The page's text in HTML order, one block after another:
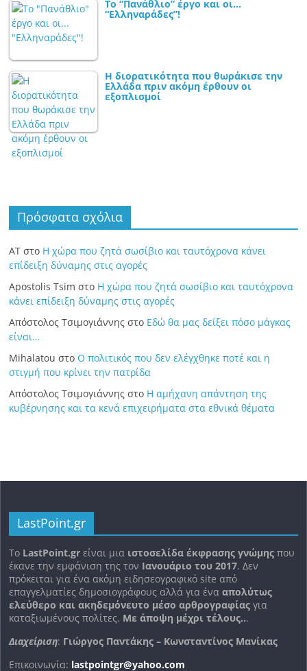
Το “Πανάθλιο” έργο και οι…
“Ελληναράδες”!
Η διορατικότητα που θωράκισε την
Ελλάδα πριν ακόμη έρθουν οι
εξοπλισμοί
Πρόσφατα σχόλια
ΑΤ στο Η χώρα που ζητά σωσίβιο και ταυτόχρονα κάνει
επίδειξη δύναμης στις αγορές
Apostolis Tsim στο Η χώρα που ζητά σωσίβιο και ταυτόχρονα
κάνει επίδειξη δύναμης στις αγορές
Απόστολος Τσιμογιάννης στο Εδώ θα μας δείξει πόσο μάγκας
είναι…
Mihalatou στο Ο πολιτικός που δεν ελέγχθηκε ποτέ και η
στιγμή που κρίνει την πατρίδα
Απόστολος Τσιμογιάννης στο Η αμήχανη απάντηση της
κυβέρνησης και τα κενά επιχειρήματα στα εθνικά θέματα
LastPoint.gr
To LastPoint.gr είναι μια ιστοσελίδα έκφρασης γνώμης που
έκανε την εμφάνιση της τον Ιανουάριο του 2017. Δεν
πρόκειται για ένα ακόμη ειδησεογραφικό site από
επαγγελματίες δημοσιογράφους αλλά για ένααπολύτως
ελεύθερο και ακηδεμόνευτο μέσο αρθρογραφίας για
καταξιωμένους πολίτες. Με άποψη μέχρι τέλους...
Διαχείριση: Γιώργος Παντάκης – Κωνσταντίνος Μανίκας
Επικοινωνία: lastpointgr@yahoo.com